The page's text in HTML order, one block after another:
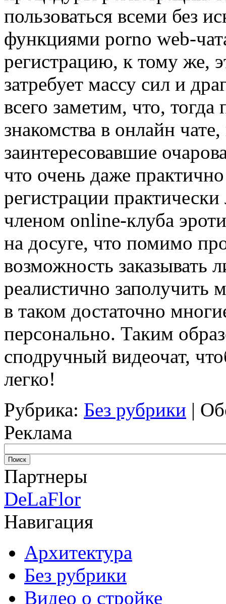
пользоваться всеми без
функциями porno web-
регистрацию, к тому же,
затребует массу сил и
всего заметим, что, тогда
знакомства в онлайн
заинтересовавшие
что очень даже
регистрации
членом online-клуба
на досуге, что помимо
возможность заказывать
реалистично заполучить
в таком достаточно
персонально. Таким
сподручный видеочат,
легко!
Рубрика: Без рубрики |
Реклама
Партнеры
DeLaFlor
Навигация
Архитектура
Без рубрики
Видео о стройке